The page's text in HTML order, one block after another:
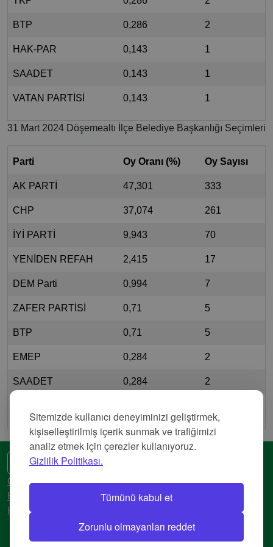
Sitemizde kullanıcı deneyiminizi geliştirmek,
kişiselleştirilmiş içerik sunmak ve trafiğimizi
analiz etmek için çerezler kullanıyoruz.
Gizlilik Politikası.
Tümünü kabul et
Zorunlu olmayanları reddet
BTP 0,286 2
HAK-PAR 0,143 1
SAADET 0,143 1
VATAN PARTİSİ 0,143 1
31 Mart 2024 Döşemealtı İlçe Belediye Başkanlığı Seçimleri
Parti Oy Oranı (%) Oy Sayısı
AK PARTİ 47,301 333
CHP 37,074 261
İYİ PARTİ 9,943 70
YENİDEN REFAH 2,415 17
DEM Parti 0,994 7
ZAFER PARTİSİ 0,71 5
BTP 0,71 5
EMEP 0,284 2
SAADET 0,284 2
🌍 Başka bir dil
Gizlilik Politikası
Hizmet Şartları
Künye
© 2018-2026 AtlasBig.com